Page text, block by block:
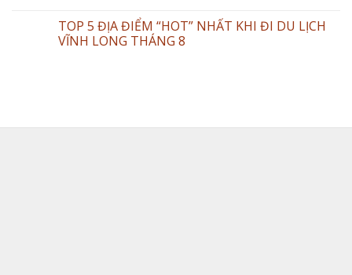
TOP 5 ĐỊA ĐIỂM “HOT” NHẤT KHI ĐI DU LỊCH
VĨNH LONG THÁNG 8